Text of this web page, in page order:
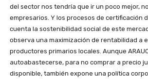
del sector nos tendría que ir un poco mejor,
empresarios. Y los procesos de certificación
cuenta la sostenibilidad social de este
observa una maximización de rentabilidad a
productores primarios locales. Aunque
autoabastecerse, para no comprar a precio
disponible, también expone una política